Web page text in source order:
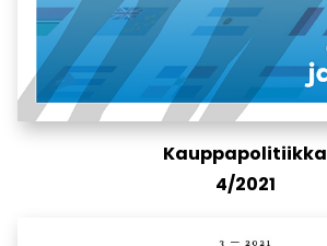
Kauppapolitiikka
4/2021